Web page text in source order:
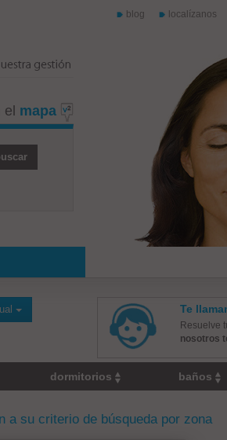
blog localízanos
mapa
Te
Resuelve
nosotros
dormitorios baños
a su criterio de búsqueda por zona